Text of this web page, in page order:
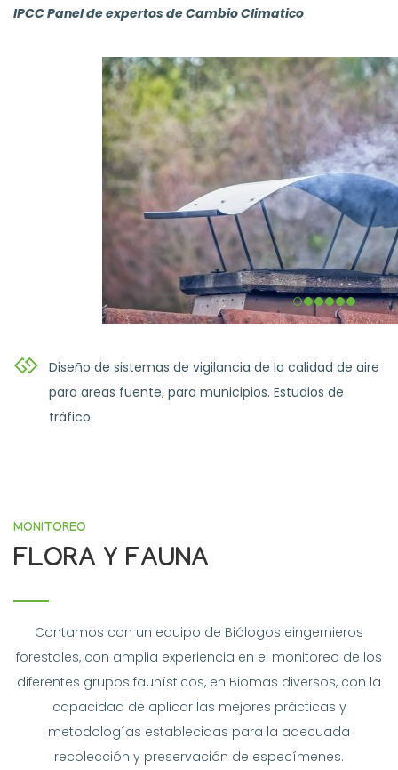
IPCC Panel de expertos de Cambio Climatico
Diseño de sistemas de vigilancia de la calidad de aire
para areas fuente, para municipios. Estudios de
tráfico.
MONITOREO
FLORA Y FAUNA
Contamos con un equipo de Biólogos eingernieros
forestales, con amplia experiencia en el monitoreo de los
diferentes grupos faunísticos, en Biomas diversos, con la
capacidad de aplicar las mejores prácticas y
metodologías establecidas para la adecuada
recolección y preservación de especímenes.